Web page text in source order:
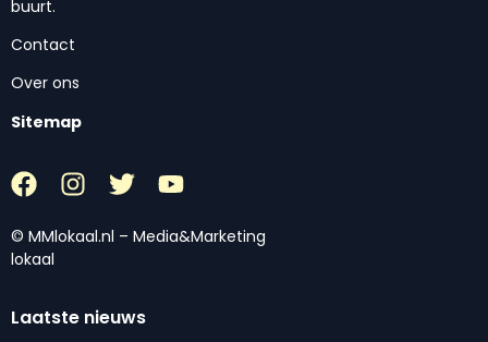
buurt.
Contact
Over ons
Sitemap
© MMlokaal.nl – Media&Marketing
lokaal
Laatste nieuws